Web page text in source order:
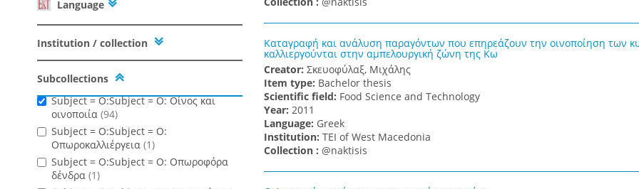
Language
Institution / collection
Subcollections
συμπεριφορά
Subject = Ο:Subject = Ο: Οικονομική
Οινοπνευματώδη ποτά - Μάρκετινγκ (1)
Subject = Ο:Subject = Ο: Οινοποιεία
Subject = Ο:Subject = Ο: Οίνος και
οινοποιία (94)
Subject = Ο:Subject = Ο:
Οπωροκαλλιέργεια (1)
Subject = Ο:Subject = Ο: Οπωροφόρα
δένδρα (1)
Καταγραφή και ανάλυση παραγόντων που επηρεάζουν την οινοποίηση των
καλλιεργούνται στην αμπελουργική ζώνη της Κω
Creator: Σκευοφύλαξ, Μιχάλης
Item type: Bachelor thesis
Scientific field: Food Science and Technology
Υear: 2011
Language: Greek
Institution: TEI of West Macedonia
Collection : @naktisis